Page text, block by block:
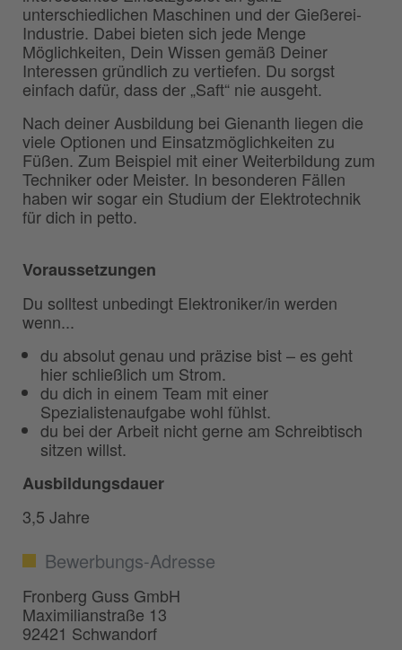
unterschiedlichen Maschinen und der Gießerei-
Industrie. Dabei bieten sich jede Menge
Möglichkeiten, Dein Wissen gemäß Deiner
Interessen gründlich zu vertiefen. Du sorgst
einfach dafür, dass der „Saft“ nie ausgeht.
Nach deiner Ausbildung bei Gienanth liegen die
viele Optionen und Einsatzmöglichkeiten zu
Füßen. Zum Beispiel mit einer Weiterbildung zum
Techniker oder Meister. In besonderen Fällen
haben wir sogar ein Studium der Elektrotechnik
für dich in petto.
Voraussetzungen
Du solltest unbedingt Elektroniker/in werden
wenn...
du absolut genau und präzise bist – es geht
hier schließlich um Strom.
du dich in einem Team mit einer
Spezialistenaufgabe wohl fühlst.
du bei der Arbeit nicht gerne am Schreibtisch
sitzen willst.
Ausbildungsdauer
3,5 Jahre
Bewerbungs-Adresse
Fronberg Guss GmbH
Maximilianstraße 13
92421 Schwandorf